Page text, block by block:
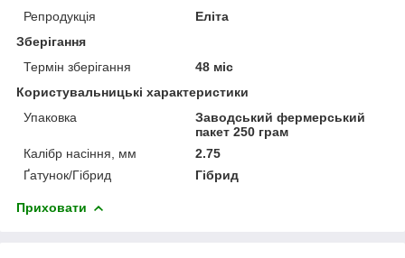
Репродукція
Еліта
Зберігання
Термін зберігання
48 міс
Користувальницькі характеристики
Упаковка
Заводський фермерський
пакет 250 грам
Калібр насіння, мм
2.75
Ґатунок/Гібрид
Гібрид
Приховати